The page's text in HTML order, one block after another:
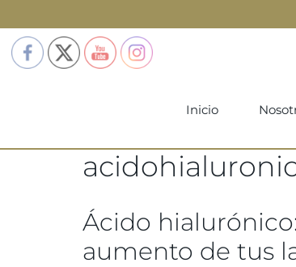
Inicio
Ácido
aumento de tus